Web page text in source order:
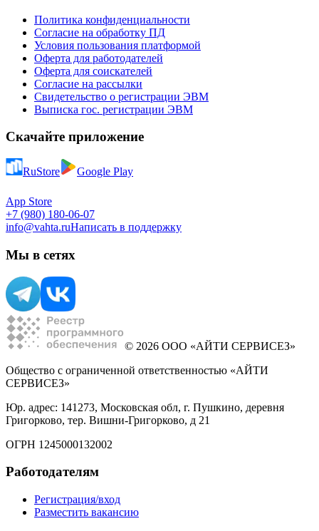
Политика конфиденциальности
Согласие на обработку ПД
Условия пользования платформой
Оферта для работодателей
Оферта для соискателей
Согласие на рассылки
Свидетельство о регистрации ЭВМ
Выписка гос. регистрации ЭВМ
Скачайте приложение
RuStore Google Play
App Store
+7 (980) 180-06-07
info@vahta.ruНаписать в поддержку
Мы в сетях
© 2026 ООО «АЙТИ СЕРВИСЕЗ»
Общество с ограниченной ответственностью «АЙТИ
СЕРВИСЕЗ»
Юр. адрес: 141273, Московская обл, г. Пушкино, деревня
Григорково, тер. Вишни-Григорково, д 21
ОГРН 1245000132002
Работодателям
Регистрация/вход
Разместить вакансию